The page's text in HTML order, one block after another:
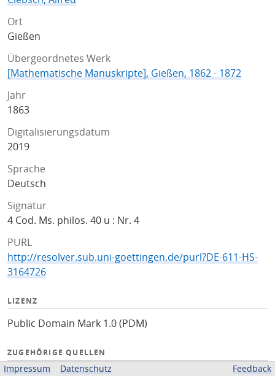
Ort
Gießen
Übergeordnetes Werk
[Mathematische Manuskripte], Gießen, 1862 - 1872
Jahr
1863
Digitalisierungsdatum
2019
Sprache
Deutsch
Signatur
4 Cod. Ms. philos. 40 u : Nr. 4
PURL
http://resolver.sub.uni-goettingen.de/purl?DE-611-HS-
3164726
LIZENZ
Public Domain Mark 1.0 (PDM)
ZUGEHÖRIGE QUELLEN
Impressum Datenschutz Feedback